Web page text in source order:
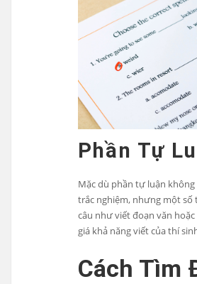
Phần Tự
Mặc dù phần tự luận
trắc nghiệm, nhưng một số
câu như viết đoạn văn
giá khả năng viết của thí
Cách Tìm